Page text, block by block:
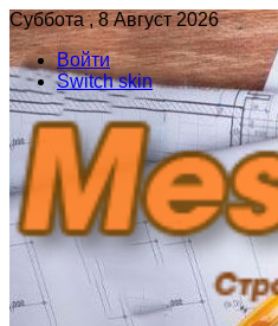
Суббота , 8 Август 2026
Войти
Switch skin